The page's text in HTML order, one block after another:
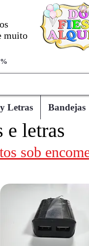
muito
Letras Bandejas
e letras
sob